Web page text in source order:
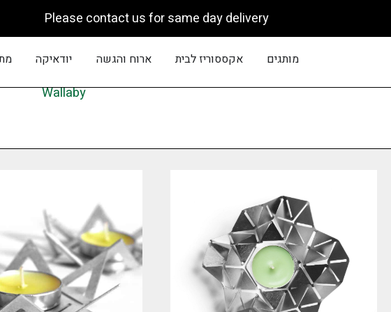
Please contact us for same day delivery
מותגים פתח מותגים
אקססוריז לבית פתח אקססוריז לבית
ארוח והגשה פתח ארוח והגשה
יודאיקה פתח
Wallaby